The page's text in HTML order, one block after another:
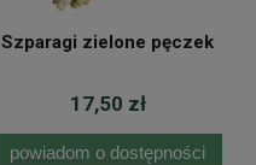
Szparagi zielone pęczek
17,50 zł
powiadom o dostępności